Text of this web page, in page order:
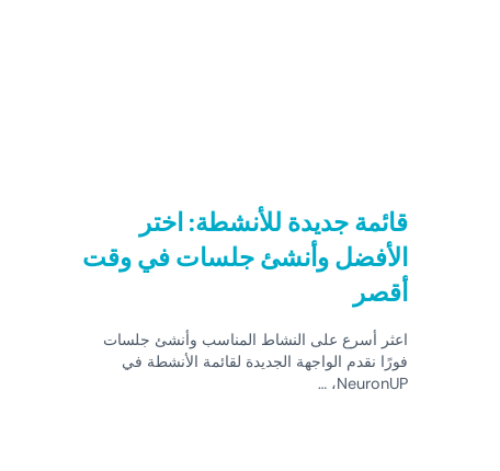
قائمة جديدة للأنشطة: اختر
الأفضل وأنشئ جلسات في وقت
أقصر
اعثر أسرع على النشاط المناسب وأنشئ جلسات
فورًا نقدم الواجهة الجديدة لقائمة الأنشطة في
NeuronUP، …